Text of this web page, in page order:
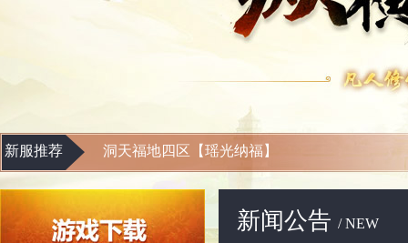
新服推荐 洞天福地四区【瑶光纳福】
新闻公告 / NEW